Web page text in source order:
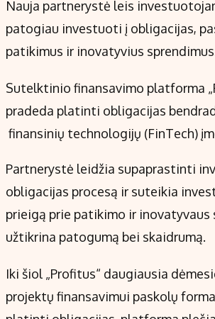
Privatumo politika
Turinio žymėjimo taisyklės
Regionų naujienos
Indėlių palūkanos
Nauja partnerystė leis
patogiau investuoti į obligacijas,
patikimus ir inovatyvius
Sutelktinio finansavimo platforma
pradeda platinti obligacijas
finansinių technologijų (FinTech)
Partnerystė leidžia supaprastinti
obligacijas procesą ir suteikia
prieigą prie patikimo ir inovatyvaus
užtikrina patogumą bei skaidrumą.
Iki šiol „Profitus“ daugiausia
projektų finansavimui paskolų